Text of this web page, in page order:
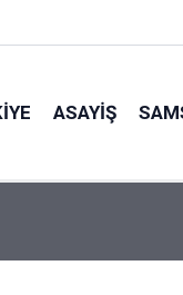
ASAYİŞ